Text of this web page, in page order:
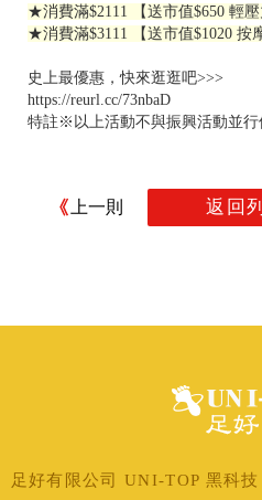
★消費滿$2111 【送市值$650 輕
★消費滿$3111 【送市值$1020 按
史上最優惠，快來逛逛吧>>>
https://reurl.cc/73nbaD
特註※以上活動不與振興活動並行
上一則 返回
足好有限公司 UNI-TOP 黑科